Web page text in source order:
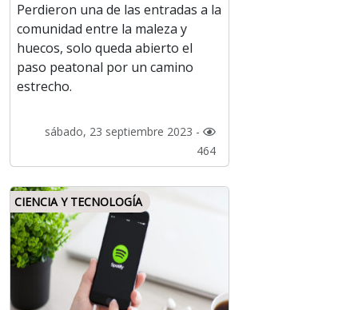
Perdieron una de las entradas a la
comunidad entre la maleza y
huecos, solo queda abierto el
paso peatonal por un camino
estrecho.
sábado, 23 septiembre 2023 -
464
CIENCIA Y TECNOLOGÍA